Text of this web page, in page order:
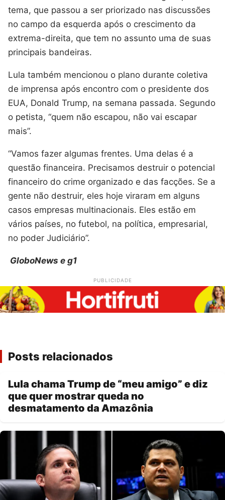
tema, que passou a ser priorizado nas discussões
no campo da esquerda após o crescimento da
extrema-direita, que tem no assunto uma de suas
principais bandeiras.
Lula também mencionou o plano durante coletiva
de imprensa após encontro com o presidente dos
EUA, Donald Trump, na semana passada. Segundo
o petista, “quem não escapou, não vai escapar
mais”.
“Vamos fazer algumas frentes. Uma delas é a
questão financeira. Precisamos destruir o potencial
financeiro do crime organizado e das facções. Se a
gente não destruir, eles hoje viraram em alguns
casos empresas multinacionais. Eles estão em
vários países, no futebol, na política, empresarial,
no poder Judiciário”.
GloboNews e g1
PUBLICIDADE
Posts relacionados
Lula chama Trump de “meu amigo” e diz
que quer mostrar queda no
desmatamento da Amazônia